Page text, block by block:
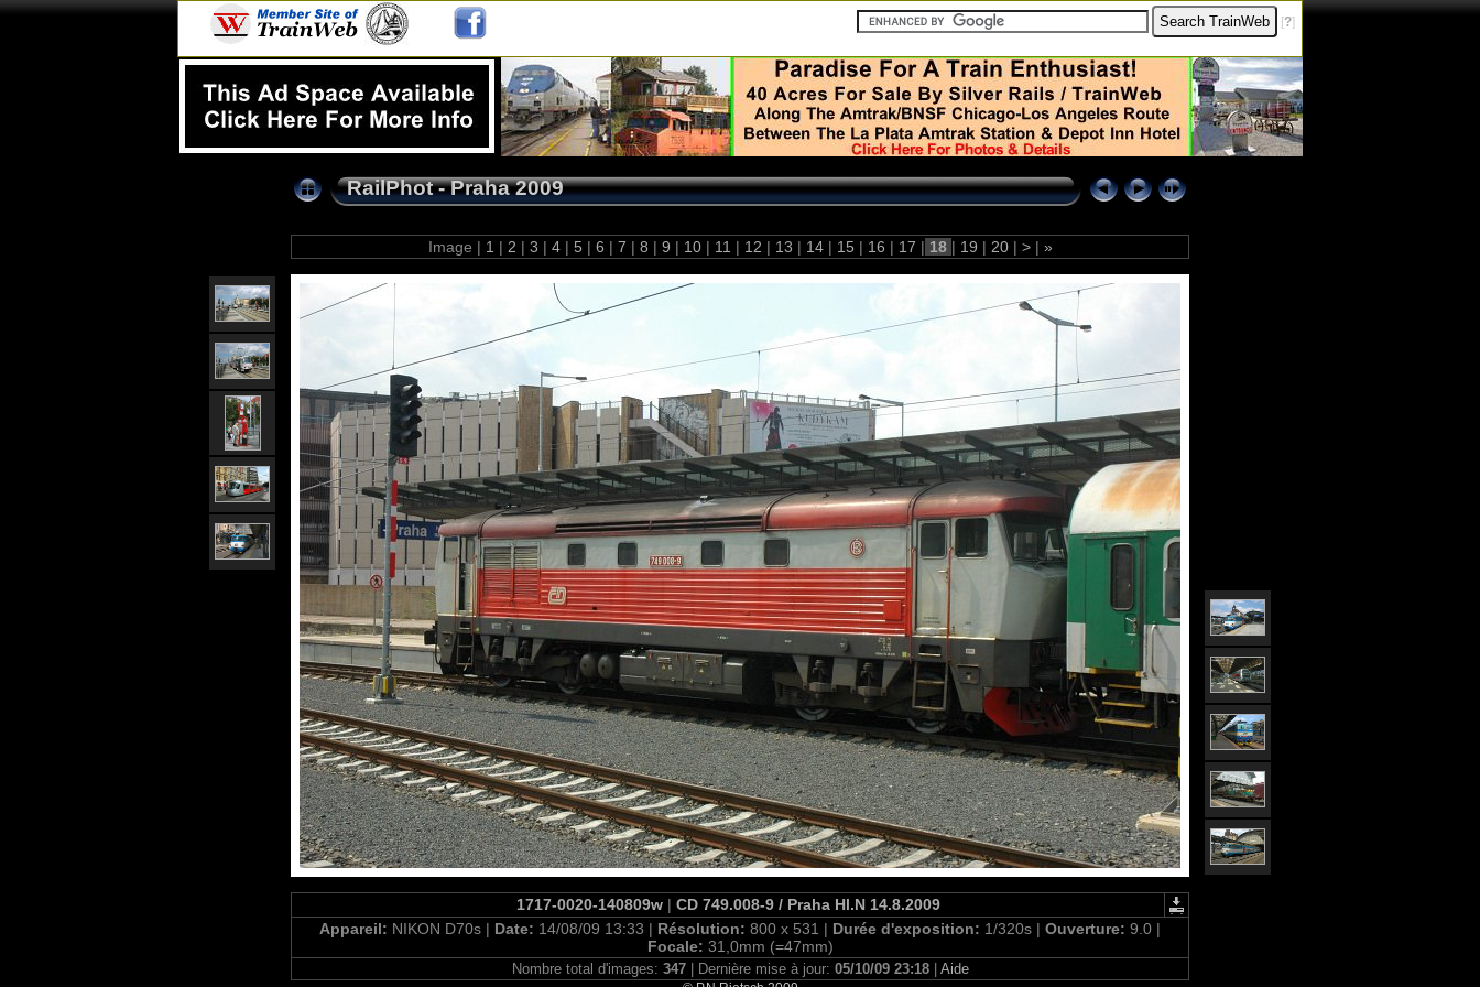
[?]
RailPhot - Praha 2009
Image | 1 | 2 | 3 | 4 | 5 | 6 | 7 | 8 | 9 | 10 | 11 | 12 | 13 | 14 | 15 | 16 | 17 | 18 | 19 | 20 | > | »
1717-0020-140809w| CD 749.008-9 / Praha Hl.N 14.8.2009
Appareil: NIKON D70s | Date: 14/08/09 13:33 | Résolution: 800 x 531 | Durée d'exposition: 1/320s | Ouverture: 9.0 |
Focale: 31,0mm (=47mm)
Nombre total d'images: 347| Dernière mise à jour: 05/10/09 23:18| Aide